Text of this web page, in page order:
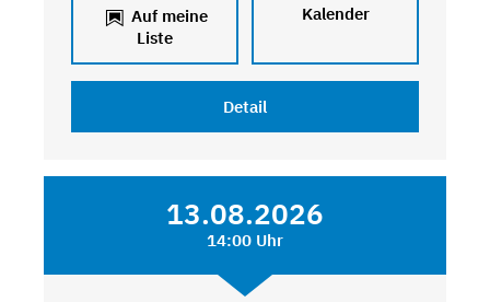
Auf meine
Liste
Kalender
Detail
13.08.2026
14:00 Uhr